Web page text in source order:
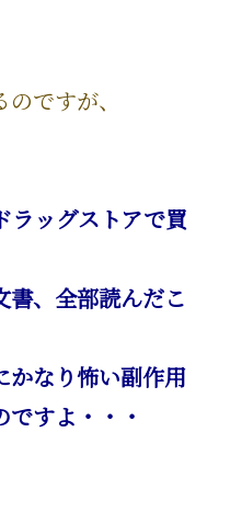
ですが、
ラッグストアで買
書、全部読んだこ
かなり怖い副作用
すよ・・・